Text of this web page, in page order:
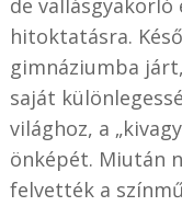
de
hitoktatásra.
gimnáziumba
saját
világhoz, a
önképét. Miután
felvették a